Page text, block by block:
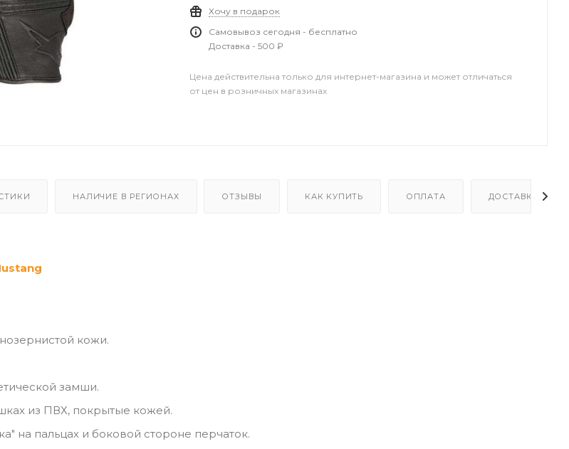
Хочу в подарок
Самовывоз сегодня - бесплатно
Доставка - 500 ₽
Цена действительна только для интернет-магазина и может отличаться
от цен в розничных магазинах
НАЛИЧИЕ В РЕГИОНАХ ОТЗЫВЫ КАК КУПИТЬ ОПЛАТА ДОСТАВКА
кожи.
замши.
из ПВХ, покрытые кожей.
на пальцах и боковой стороне перчаток.